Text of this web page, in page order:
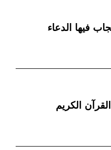
فيها الدعاء
الكريم